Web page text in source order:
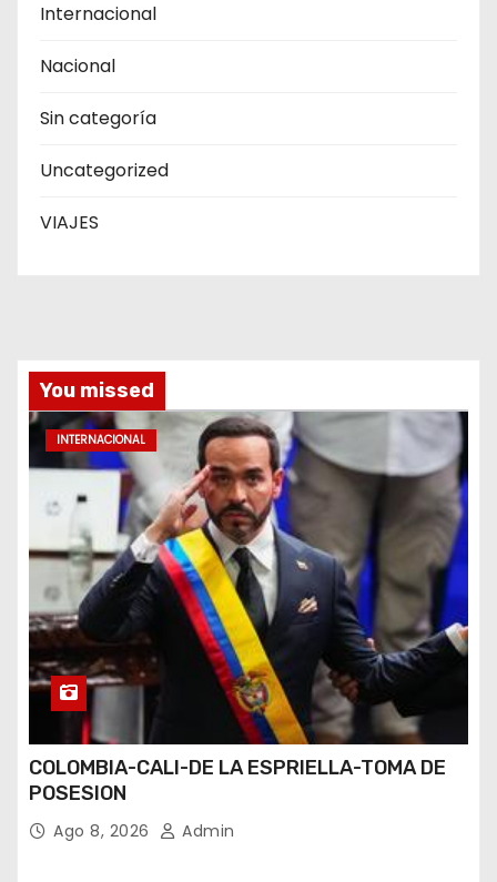
Internacional
Nacional
Sin categoría
Uncategorized
VIAJES
You missed
INTERNACIONAL
COLOMBIA-CALI-DE LA ESPRIELLA-TOMA DE
POSESION
Ago 8, 2026 Admin